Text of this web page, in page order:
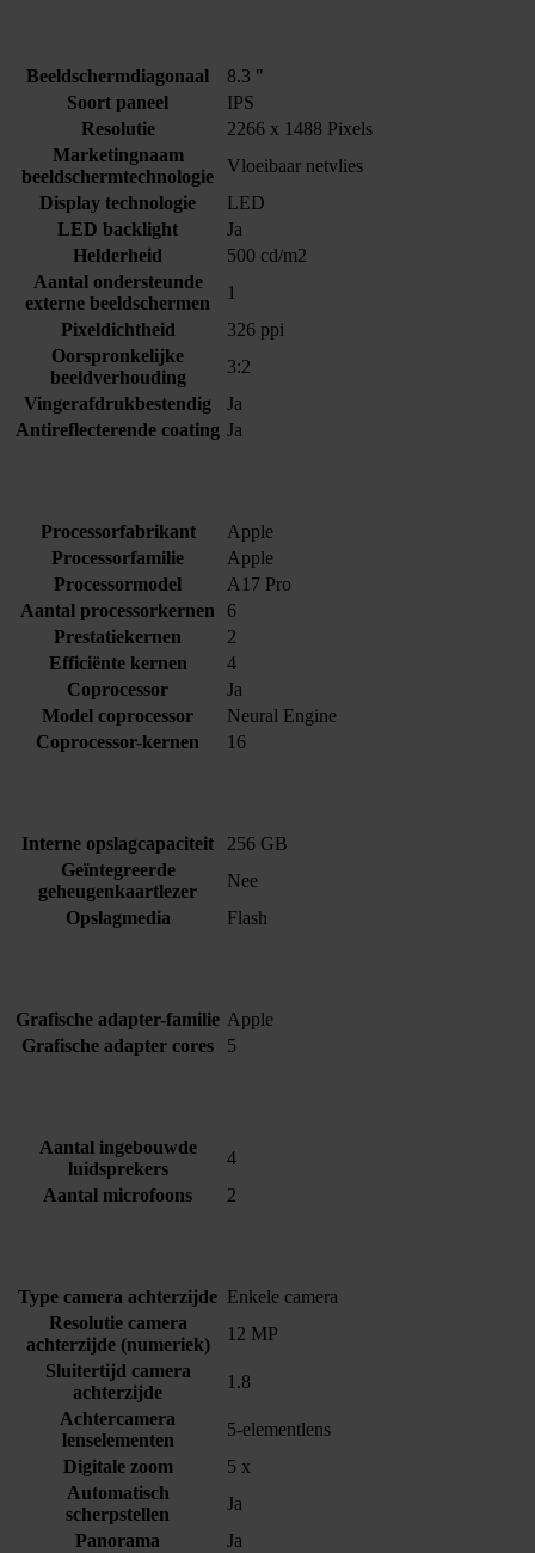
Beeldschermdiagonaal
8.3 "
Soort paneel
IPS
Resolutie
2266 x 1488 Pixels
Marketingnaam
beeldschermtechnologie
Vloeibaar netvlies
Display technologie
LED
LED backlight
Ja
Helderheid
500 cd/m2
Aantal ondersteunde
externe beeldschermen
1
Pixeldichtheid
326 ppi
Oorspronkelijke
beeldverhouding
3:2
Vingerafdrukbestendig
Ja
Antireflecterende coating Ja
Processorfabrikant
Apple
Processorfamilie
Apple
Processormodel
A17 Pro
Aantal processorkernen
6
Prestatiekernen
2
Efficiënte kernen
4
Coprocessor
Ja
Model coprocessor
Neural Engine
Coprocessor-kernen
16
Interne opslagcapaciteit
256 GB
Geïntegreerde
geheugenkaartlezer
Nee
Opslagmedia
Flash
Grafische adapter-familie Apple
Grafische adapter cores
5
Aantal ingebouwde
luidsprekers
4
Aantal microfoons
2
Type camera achterzijde Enkele camera
Resolutie camera
achterzijde (numeriek)
12 MP
Sluitertijd camera
achterzijde
1.8
Achtercamera
lenselementen
5-elementlens
Digitale zoom
5 x
Automatisch
scherpstellen
Ja
Panorama
Ja